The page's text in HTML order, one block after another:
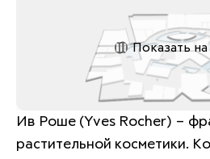
Показать
Ив Роше (Yves Rocher) –
растительной косметики.